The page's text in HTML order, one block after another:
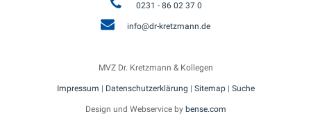
0231 - 86 02 37 0
info@dr-kretzmann.de
MVZ Dr. Kretzmann & Kollegen
Impressum | Datenschutzerklärung | Sitemap| Suche
Design und Webservice by bense.com